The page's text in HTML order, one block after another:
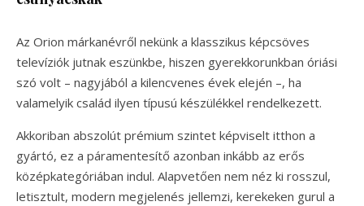
Az Orion márkanévről nekünk a klasszikus képcsöves
televíziók jutnak eszünkbe, hiszen gyerekkorunkban óriási
szó volt – nagyjából a kilencvenes évek elején –, ha
valamelyik család ilyen típusú készülékkel rendelkezett.
Akkoriban abszolút prémium szintet képviselt itthon a
gyártó, ez a páramentesítő azonban inkább az erős
középkategóriában indul. Alapvetően nem néz ki rosszul,
letisztult, modern megjelenés jellemzi, kerekeken gurul a